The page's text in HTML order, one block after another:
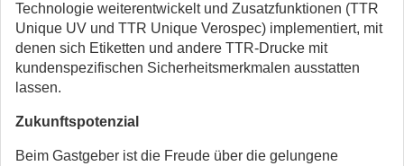
Technologie weiterentwickelt und Zusatzfunktionen (TTR
Unique UV und TTR Unique Verospec) implementiert, mit
denen sich Etiketten und andere TTR-Drucke mit
kundenspezifischen Sicherheitsmerkmalen ausstatten
lassen.
Zukunftspotenzial
Beim Gastgeber ist die Freude über die gelungene